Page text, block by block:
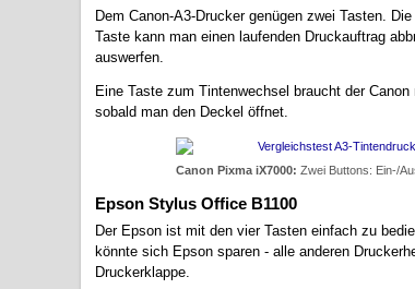
Dem Canon-A3-Drucker genügen zwei Tasten.
Taste kann man einen laufenden Druckauftrag
auswerfen.
Eine Taste zum Tintenwechsel braucht der
sobald man den Deckel öffnet.
Canon Pixma iX7000: Zwei Buttons: Ein-/
Epson Stylus Office B1100
Der Epson ist mit den vier Tasten einfach zu
könnte sich Epson sparen - alle anderen
Druckerklappe.